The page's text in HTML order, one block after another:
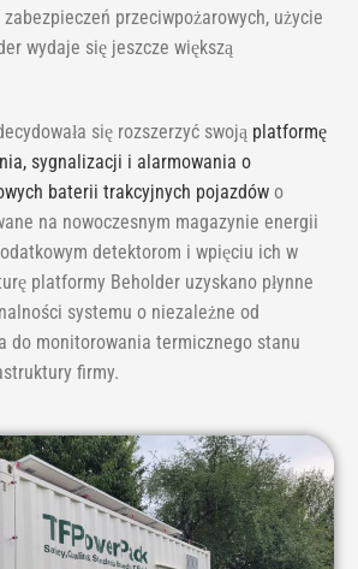
przeciwpożarowych, użycie
wydaje się jeszcze większą
się rozszerzyć swoją platformę
sygnalizacji i alarmowania o
baterii trakcyjnych pojazdów o
na nowoczesnym magazynie energii
detektorom i wpięciu ich w
platformy Beholder uzyskano płynne
systemu o niezależne od
do monitorowania termicznego stanu
firmy.